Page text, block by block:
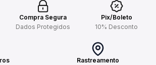
Compra Segura
Dados Protegidos
Pix/Boleto
10% Desconto
Rastreamento